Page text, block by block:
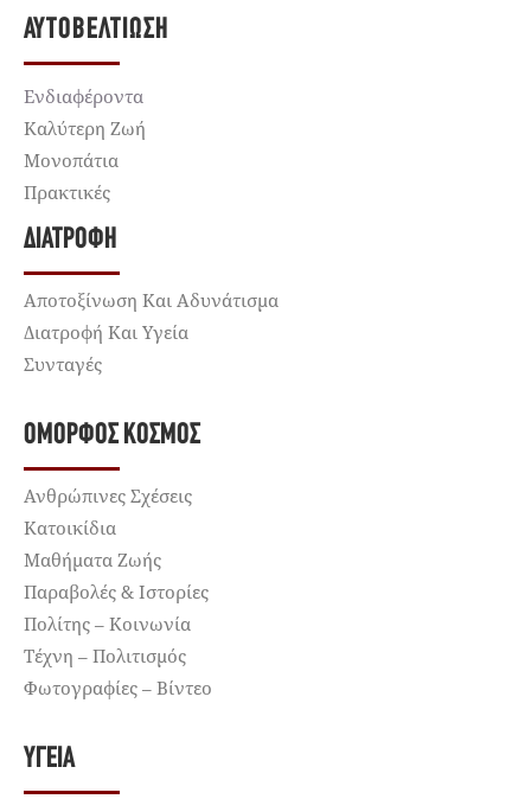
ΑΥΤΟΒΕΛΤΊΩΣΗ
Ενδιαφέροντα
Καλύτερη Ζωή
Μονοπάτια
Πρακτικές
ΔΙΑΤΡΟΦΉ
Αποτοξίνωση Και Αδυνάτισμα
Διατροφή Και Υγεία
Συνταγές
ΌΜΟΡΦΟΣ ΚΌΣΜΟΣ
Ανθρώπινες Σχέσεις
Κατοικίδια
Μαθήματα Ζωής
Παραβολές & Ιστορίες
Πολίτης – Κοινωνία
Τέχνη – Πολιτισμός
Φωτογραφίες – Βίντεο
ΥΓΕΊΑ